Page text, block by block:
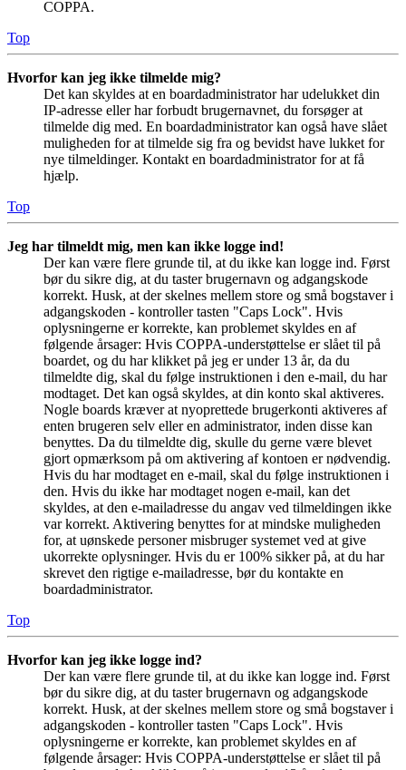
COPPA.
Top
Hvorfor kan jeg ikke tilmelde mig?
Det kan skyldes at en boardadministrator har udelukket din
IP-adresse eller har forbudt brugernavnet, du forsøger at
tilmelde dig med. En boardadministrator kan også have slået
muligheden for at tilmelde sig fra og bevidst have lukket for
nye tilmeldinger. Kontakt en boardadministrator for at få
hjælp.
Top
Jeg har tilmeldt mig, men kan ikke logge ind!
Der kan være flere grunde til, at du ikke kan logge ind. Først
bør du sikre dig, at du taster brugernavn og adgangskode
korrekt. Husk, at der skelnes mellem store og små bogstaver i
adgangskoden - kontroller tasten "Caps Lock". Hvis
oplysningerne er korrekte, kan problemet skyldes en af
følgende årsager: Hvis COPPA-understøttelse er slået til på
boardet, og du har klikket på jeg er under 13 år, da du
tilmeldte dig, skal du følge instruktionen i den e-mail, du har
modtaget. Det kan også skyldes, at din konto skal aktiveres.
Nogle boards kræver at nyoprettede brugerkonti aktiveres af
enten brugeren selv eller en administrator, inden disse kan
benyttes. Da du tilmeldte dig, skulle du gerne være blevet
gjort opmærksom på om aktivering af kontoen er nødvendig.
Hvis du har modtaget en e-mail, skal du følge instruktionen i
den. Hvis du ikke har modtaget nogen e-mail, kan det
skyldes, at den e-mailadresse du angav ved tilmeldingen ikke
var korrekt. Aktivering benyttes for at mindske muligheden
for, at uønskede personer misbruger systemet ved at give
ukorrekte oplysninger. Hvis du er 100% sikker på, at du har
skrevet den rigtige e-mailadresse, bør du kontakte en
boardadministrator.
Top
Hvorfor kan jeg ikke logge ind?
Der kan være flere grunde til, at du ikke kan logge ind. Først
bør du sikre dig, at du taster brugernavn og adgangskode
korrekt. Husk, at der skelnes mellem store og små bogstaver i
adgangskoden - kontroller tasten "Caps Lock". Hvis
oplysningerne er korrekte, kan problemet skyldes en af
følgende årsager: Hvis COPPA-understøttelse er slået til på